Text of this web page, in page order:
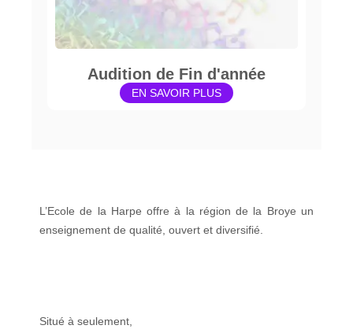
Audition de Fin d'année
EN SAVOIR PLUS
L’Ecole de la Harpe offre à la région de la Broye un
enseignement de qualité, ouvert et diversifié.
Situé à seulement,